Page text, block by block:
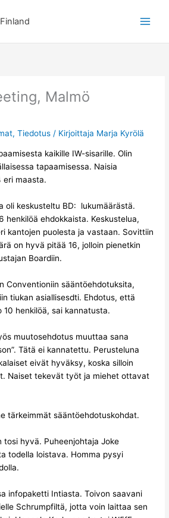
Malmö
,Tiedotus / Kirjoittaja Marja Kyrölä
kaikille IW-sisarille. Olin
tapaamisessa. Naisia
eri maasta.
oli keskusteltu BD: lukumäärästä.
henkilöä ehdokkaista. Keskustelua,
kantojen puolesta ja vastaan. Sovittiin
on hyvä pitää 16, jolloin pienetkin
Boardiin.
Conventioniin sääntöehdotuksita,
tiukan asiallisesdti. Ehdotus, että
10 henkilöä, sai kannatusta.
muutosehdotus muuttaa sana
Tätä ei kannatettu. Perusteluna
eivät hyväksy, koska silloin
Naiset tekevät työt ja miehet ottavat
tärkeimmät sääntöehdotuskohdat.
tosi hyvä. Puheenjohtaja Joke
todella loistava. Homma pysyi
infopaketti Intiasta. Toivon saavani
Schrumpfiltä, jotta voin laittaa sen